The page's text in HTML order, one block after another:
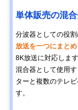
単体販売の混
分波器としての役割
放送を一つにまと
8K放送に対応しま
混合器として使用
ターと複数のテレ
す。